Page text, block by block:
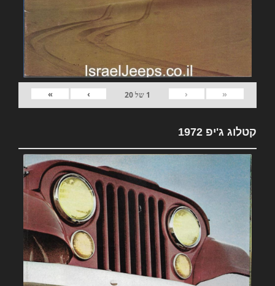
«
‹
1 של20
›
»
קטלוג ג'יפ 1972